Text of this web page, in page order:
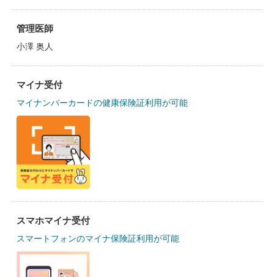
管理医師
小澤 奥人
マイナ受付
マイナンバーカードの健康保険証利用が可能
スマホマイナ受付
スマートフォンのマイナ保険証利用が可能